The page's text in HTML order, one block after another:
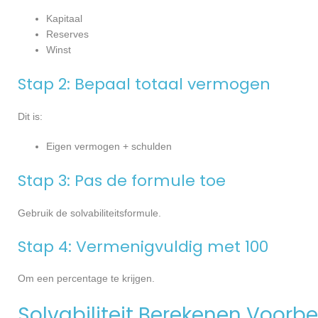
Kapitaal
Reserves
Winst
Stap 2: Bepaal totaal vermogen
Dit is:
Eigen vermogen + schulden
Stap 3: Pas de formule toe
Gebruik de solvabiliteitsformule.
Stap 4: Vermenigvuldig met 100
Om een percentage te krijgen.